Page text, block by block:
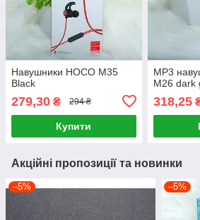
Навушники HOCO M35
Black
279,30 ₴ 294 ₴
Купити
MP3
M26 dark
318,25
Акційні пропозиції та новинки
–5% –5%